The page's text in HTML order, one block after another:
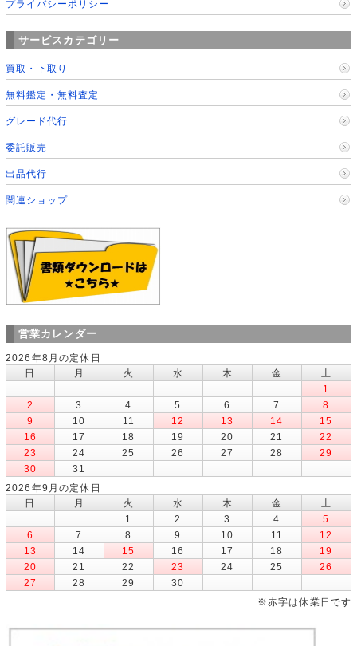
プライバシーポリシー
サービスカテゴリー
買取・下取り
無料鑑定・無料査定
グレード代行
委託販売
出品代行
関連ショップ
営業カレンダー
2026年8月の定休日
日
月 火 水 木 金
土
1
2
3 4 5 6 7
8
9
10 11 12 13 14
15
16
17 18 19 20 21
22
23
24 25 26 27 28
29
30
31
2026年9月の定休日
日
月 火 水 木 金
土
1
2 3 4
5
6
7 8 9 10 11
12
13
14 15 16 17 18
19
20
21 22 23 24 25
26
27
28 29
30
※赤字は休業日です